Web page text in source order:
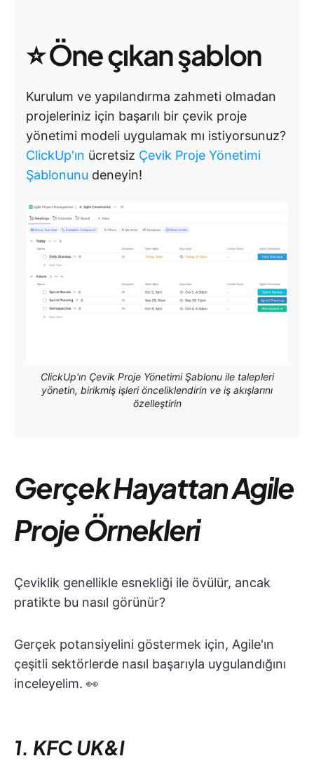
⭐️ Öne çıkan şablon
Kurulum ve yapılandırma zahmeti olmadan
projeleriniz için başarılı bir çevik proje
yönetimi modeli uygulamak mı istiyorsunuz?
ClickUp'ın ücretsiz Çevik Proje Yönetimi
Şablonunu deneyin!
ClickUp'ın Çevik Proje Yönetimi Şablonu ile talepleri
yönetin, birikmiş işleri önceliklendirin ve iş akışlarını
özelleştirin
Gerçek Hayattan Agile
Proje Örnekleri
Çeviklik genellikle esnekliği ile övülür, ancak
pratikte bu nasıl görünür?
Gerçek potansiyelini göstermek için, Agile'ın
çeşitli sektörlerde nasıl başarıyla uygulandığını
inceleyelim. 👀
1. KFC UK&I